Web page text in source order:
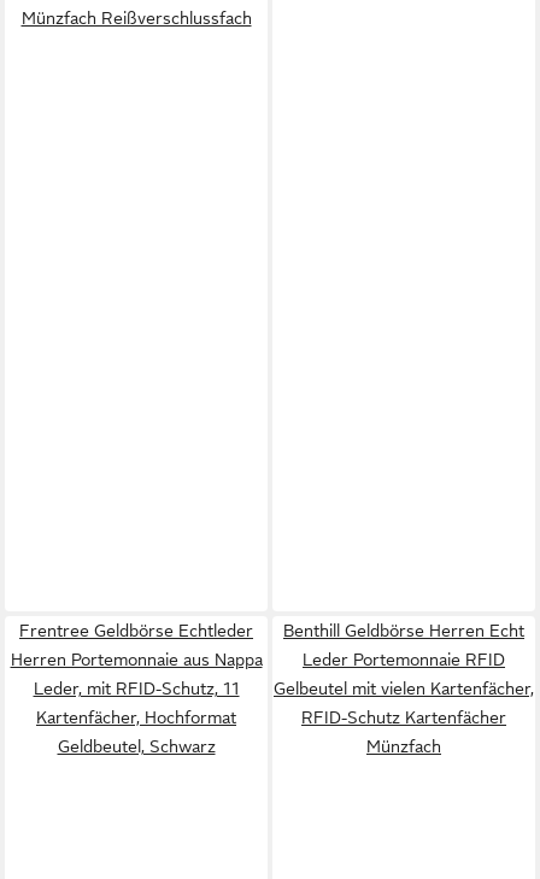
Münzfach Reißverschlussfach
Frentree Geldbörse Echtleder
Herren Portemonnaie aus Nappa
Leder, mit RFID-Schutz, 11
Kartenfächer, Hochformat
Geldbeutel, Schwarz
Benthill Geldbörse Herren Echt
Leder Portemonnaie RFID
Gelbeutel mit vielen Kartenfächer,
RFID-Schutz Kartenfächer
Münzfach